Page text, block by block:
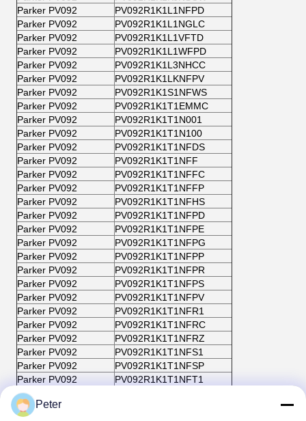
Parker PV092
PV092R1K1L1NFPD
Parker PV092
PV092R1K1L1NGLC
Parker PV092
PV092R1K1L1VFTD
Parker PV092
PV092R1K1L1WFPD
Parker PV092
PV092R1K1L3NHCC
Parker PV092
PV092R1K1LKNFPV
Parker PV092
PV092R1K1S1NFWS
Parker PV092
PV092R1K1T1EMMC
Parker PV092
PV092R1K1T1N001
Parker PV092
PV092R1K1T1N100
Parker PV092
PV092R1K1T1NFDS
Parker PV092
PV092R1K1T1NFF
Parker PV092
PV092R1K1T1NFFC
Parker PV092
PV092R1K1T1NFFP
Parker PV092
PV092R1K1T1NFHS
Parker PV092
PV092R1K1T1NFPD
Parker PV092
PV092R1K1T1NFPE
Parker PV092
PV092R1K1T1NFPG
Parker PV092
PV092R1K1T1NFPP
Parker PV092
PV092R1K1T1NFPR
Parker PV092
PV092R1K1T1NFPS
Parker PV092
PV092R1K1T1NFPV
Parker PV092
PV092R1K1T1NFR1
Parker PV092
PV092R1K1T1NFRC
Parker PV092
PV092R1K1T1NFRZ
Parker PV092
PV092R1K1T1NFS1
Parker PV092
PV092R1K1T1NFSP
Parker PV092
PV092R1K1T1NFT1
Parker PV092
Parker PV092
Peter